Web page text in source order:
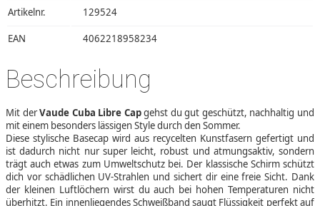
Artikelnr. 129524
EAN 4062218958234
Beschreibung
Mit derVaude Cuba Libre Capgehst du gut geschützt, nachhaltig und
mit einem besonders lässigen Style durch den Sommer.
Diese stylische Basecap wird aus recycelten Kunstfasern gefertigt und
ist dadurch nicht nur super leicht, robust und atmungsaktiv, sondern
trägt auch etwas zum Umweltschutz bei. Der klassische Schirm schützt
dich vor schädlichen UV-Strahlen und sichert dir eine freie Sicht. Dank
der kleinen Luftlöchern wirst du auch bei hohen Temperaturen nicht
überhitzt. Ein innenliegendes Schweißband saugt Flüssigkeit perfekt auf